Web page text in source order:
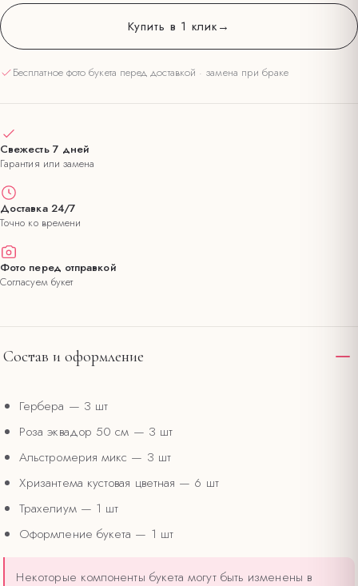
Купить в 1 клик→
Бесплатное фото букета перед доставкой · замена при браке
Свежесть 7 дней
Гарантия или замена
Доставка 24/7
Точно ко времени
Фото перед отправкой
Согласуем букет
Состав и оформление
Гербера — 3 шт
Роза эквадор 50 см — 3 шт
Альстромерия микс — 3 шт
Хризантема кустовая цветная — 6 шт
Трахелиум— 1 шт
Оформление букета — 1 шт
Некоторые компоненты букета могут быть изменены в